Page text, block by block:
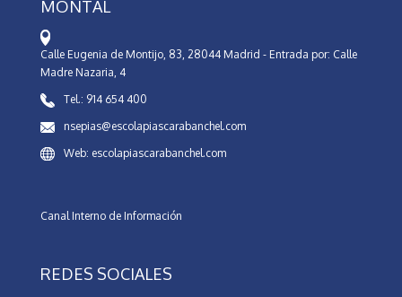
MONTAL
Calle Eugenia de Montijo, 83, 28044 Madrid - Entrada por: Calle
Madre Nazaria, 4
Tel.: 914 654 400
nsepias@escolapiascarabanchel.com
Web: escolapiascarabanchel.com
Canal Interno de Información
REDES SOCIALES